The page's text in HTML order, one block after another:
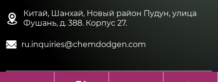

Китай, Шанхай, Новый район Пудун, улица
Фушань, д. 388. Корпус 27.
 ru.inquiries@chemdodgen.com